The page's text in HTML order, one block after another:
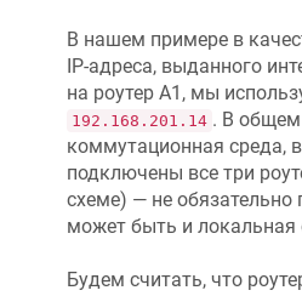
В нашем примере в
IP-адреса, выданного
на роутер А1, мы
192.168.201.14 . В общем
коммутационная среда,
подключены все три
схеме) — не обязательно
может быть и локальная
Будем считать, что